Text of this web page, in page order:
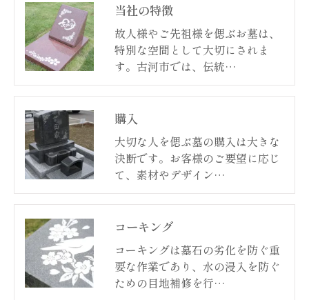
当社の特徴
故人様やご先祖様を偲ぶお墓は、
特別な空間として大切にされま
す。古河市では、伝統…
購入
大切な人を偲ぶ墓の購入は大きな
決断です。お客様のご要望に応じ
て、素材やデザイン…
コーキング
コーキングは墓石の劣化を防ぐ重
要な作業であり、水の浸入を防ぐ
ための目地補修を行…